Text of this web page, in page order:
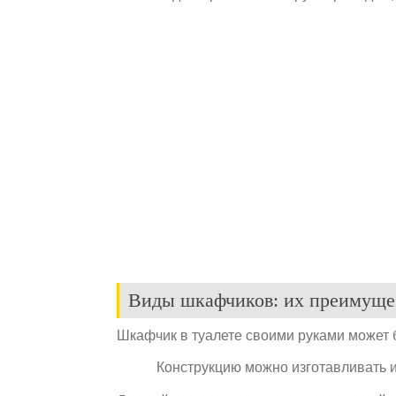
Виды шкафчиков: их
Шкафчик в туалете своими руками может
Конструкцию можно изготавливать